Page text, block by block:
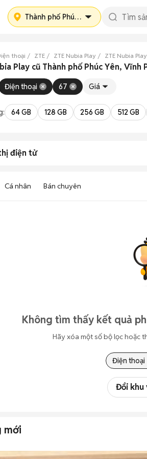
Thành phố Phúc Yên
thoại ZTE ZTE Nubia Play ZTE Nubia
Play cũ Thành phố Phúc Yên, Vĩnh
Điện thoại 67 Giá
64 GB 128 GB 256 GB 512 GB
điện tử
Cá nhân Bán chuyên
Không tìm thấy kết quả
Hãy xóa một số bộ lọc hoặc
Điện thoại
Đổi khu
mới